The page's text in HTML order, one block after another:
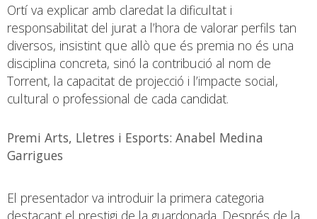
Ortí va explicar amb claredat la dificultat i
responsabilitat del jurat a l’hora de valorar perfils tan
diversos, insistint que allò que és premia no és una
disciplina concreta, sinó la contribució al nom de
Torrent, la capacitat de projecció i l’impacte social,
cultural o professional de cada candidat.
Premi Arts, Lletres i Esports: Anabel Medina
Garrigues
El presentador va introduir la primera categoria
destacant el prestigi de la guardonada. Després de la